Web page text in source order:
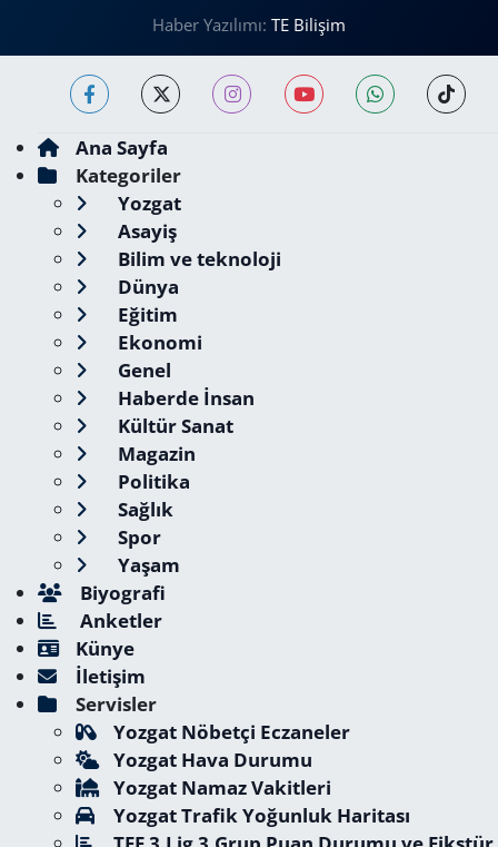
Haber Yazılımı: TE Bilişim
Ana Sayfa
Kategoriler
Yozgat
Asayiş
Bilim ve teknoloji
Dünya
Eğitim
Ekonomi
Genel
Haberde İnsan
Kültür Sanat
Magazin
Politika
Sağlık
Spor
Yaşam
Biyografi
Anketler
Künye
İletişim
Servisler
Yozgat Nöbetçi Eczaneler
Yozgat Hava Durumu
Yozgat Namaz Vakitleri
Yozgat Trafik Yoğunluk Haritası